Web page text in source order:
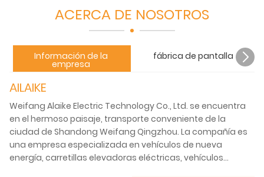
ACERCA DE NOSOTROS
Información de la
empresa
fábrica de pantalla
AILAIKE
Weifang Alaike Electric Technology Co., Ltd. se encuentra
en el hermoso paisaje, transporte conveniente de la
ciudad de Shandong Weifang Qingzhou. La compañía es
una empresa especializada en vehículos de nueva
energía, carretillas elevadoras eléctricas, vehículos